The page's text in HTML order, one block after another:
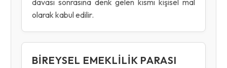
olarak kabul edilir.
BIREYSEL EMEKLILIK PARASI